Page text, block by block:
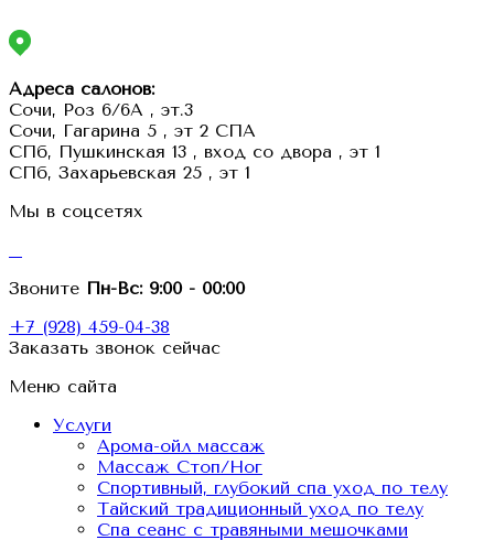
Адреса салонов:
Сочи, Роз 6/6А , эт.3
Сочи, Гагарина 5 , эт 2 СПА
СПб, Пушкинская 13 , вход со двора , эт 1
СПб, Захарьевская 25 , эт 1
Мы в соцсетях
Звоните Пн-Вс: 9:00 - 00:00
+7 (928) 459-04-38
Заказать звонок сейчас
Меню сайта
Услуги
Арома-ойл массаж
Массаж Стоп/Ног
Спортивный, глубокий спа уход по телу
Тайский традиционный уход по телу
Спа сеанс с травяными мешочками